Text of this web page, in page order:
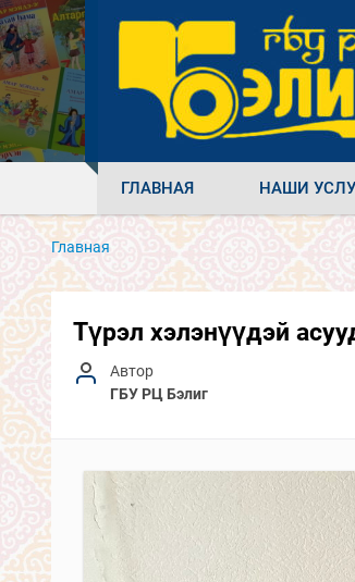
ГЛАВНАЯ НАШИ
Главная
Түрэл хэлэнүүдэй
Автор
ГБУ РЦ Бэлиг